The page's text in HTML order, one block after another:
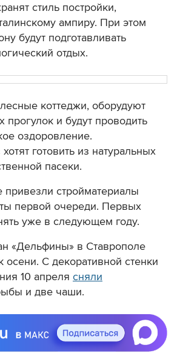
стиль постройки,
ампиру. При этом
будут подготавливать
отдых.
коттеджи, оборудуют
прогулок и будут проводить
оздоровление.
готовить из натуральных
пасеки.
стройматериалы
первой очереди. Первых
уже в следующем году.
«Дельфины» в Ставрополе
осени. С декоративной стенки
10 апреля сняли
и две чаши.